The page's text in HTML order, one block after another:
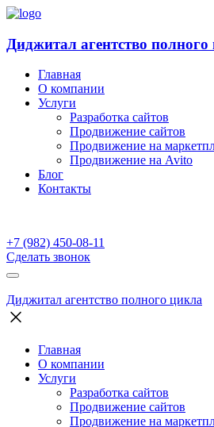
Диджитал агентство полного
Главная
О компании
Услуги
Разработка сайтов
Продвижение сайтов
Продвижение на
Продвижение на Avito
Блог
Контакты
+7 (982) 450-08-11
Сделать звонок
Диджитал агентство полного цикла
Главная
О компании
Услуги
Разработка сайтов
Продвижение сайтов
Продвижение на